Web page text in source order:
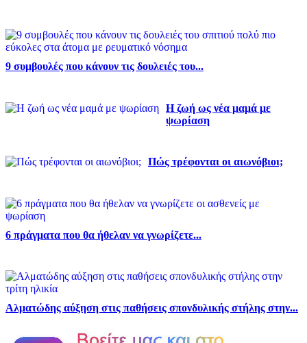
9 συμβουλές που κάνουν τις δουλειές του...
Η ζωή ως νέα μαμά με
ψωρίαση
Πώς τρέφονται οι αιωνόβιοι;
6 πράγματα που θα ήθελαν να γνωρίζετε...
Αλματώδης αύξηση στις παθήσεις σπονδυλικής στήλης στην...